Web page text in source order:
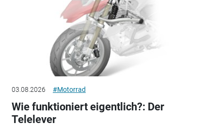
03.08.2026 #Motorrad
Wie funktioniert eigentlich?: Der
Telelever